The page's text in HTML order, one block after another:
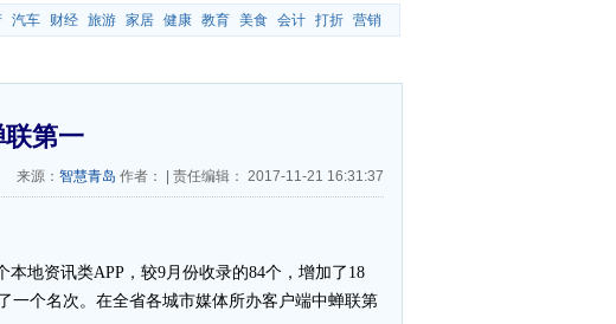
汽车 财经 旅游 家居 健康 教育 美食 会计 打折 营销
第一
来源： 智慧青岛 作者： 责任编辑： 2017-11-21 16:31:37
地资讯类APP，较9月份收录的84个，增加了18
一个名次。在全省各城市媒体所办客户端中蝉联第